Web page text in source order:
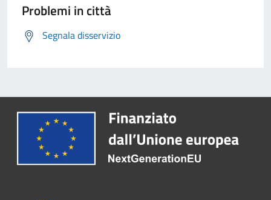
Problemi in città
Segnala disservizio